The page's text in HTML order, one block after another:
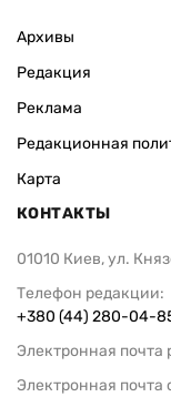
Архивы
Редакция
Реклама
Редакционная
Карта
КОНТАКТЫ
01010 Киев, ул.
Телефон редакции:
+380 (44) 280-04-
Электронная почта
Электронная